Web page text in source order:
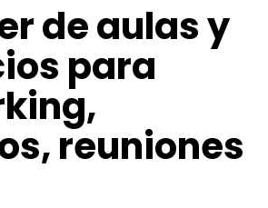
de aulas y
para
reuniones